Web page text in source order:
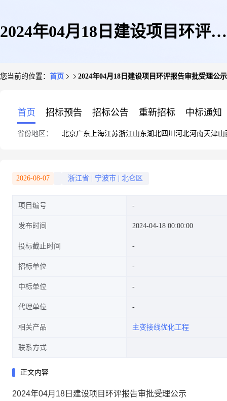
2024年04月18日建设项目环评报
您当前的位置： 首页 2024年04月18日建设项目环评报告审批受理公示
首页 招标预告 招标公告 重新招标 中标通知
省份地区： 北京广东 上海江苏浙江山东湖北四川 河北河南天津山
2026-08-07 浙江省 宁波市 北仑区
项目编号
发布时间 2024-04-18 00:00:00
投标截止时间
招标单位
中标单位
代理单位
相关产品 主变接线优化工程
联系方式
正文内容
2024年04月18日建设项目环评报告审批受理公示